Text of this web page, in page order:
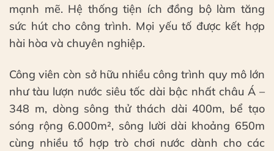
mạnh mẽ. Hệ thống tiện ích đồng bộ làm tăng
sức hút cho công trình. Mọi yếu tố được kết hợp
hài hòa và chuyên nghiệp.
Công viên còn sở hữu nhiều công trình quy mô lớn
như tàu lượn nước siêu tốc dài bậc nhất châu Á –
348 m, dòng sông thử thách dài 400m, bể tạo
sóng rộng 6.000m², sông lười dài khoảng 650m
cùng nhiều tổ hợp trò chơi nước dành cho các